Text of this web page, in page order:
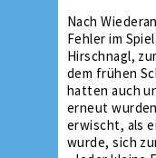
Nach
Fehler im
Hirschnagl,
dem frühen
hatten auch
erneut
erwischt, als
wurde, sich